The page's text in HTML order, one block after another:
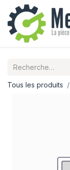
Tous les produits